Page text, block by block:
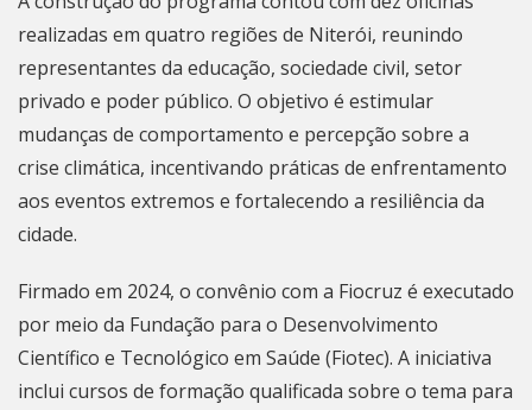
realizadas em quatro regiões de Niterói, reunindo
representantes da educação, sociedade civil, setor
privado e poder público. O objetivo é estimular
mudanças de comportamento e percepção sobre a
crise climática, incentivando práticas de enfrentamento
aos eventos extremos e fortalecendo a resiliência da
cidade.
Firmado em 2024, o convênio com a Fiocruz é executado
por meio da Fundação para o Desenvolvimento
Científico e Tecnológico em Saúde (Fiotec). A iniciativa
inclui cursos de formação qualificada sobre o tema para